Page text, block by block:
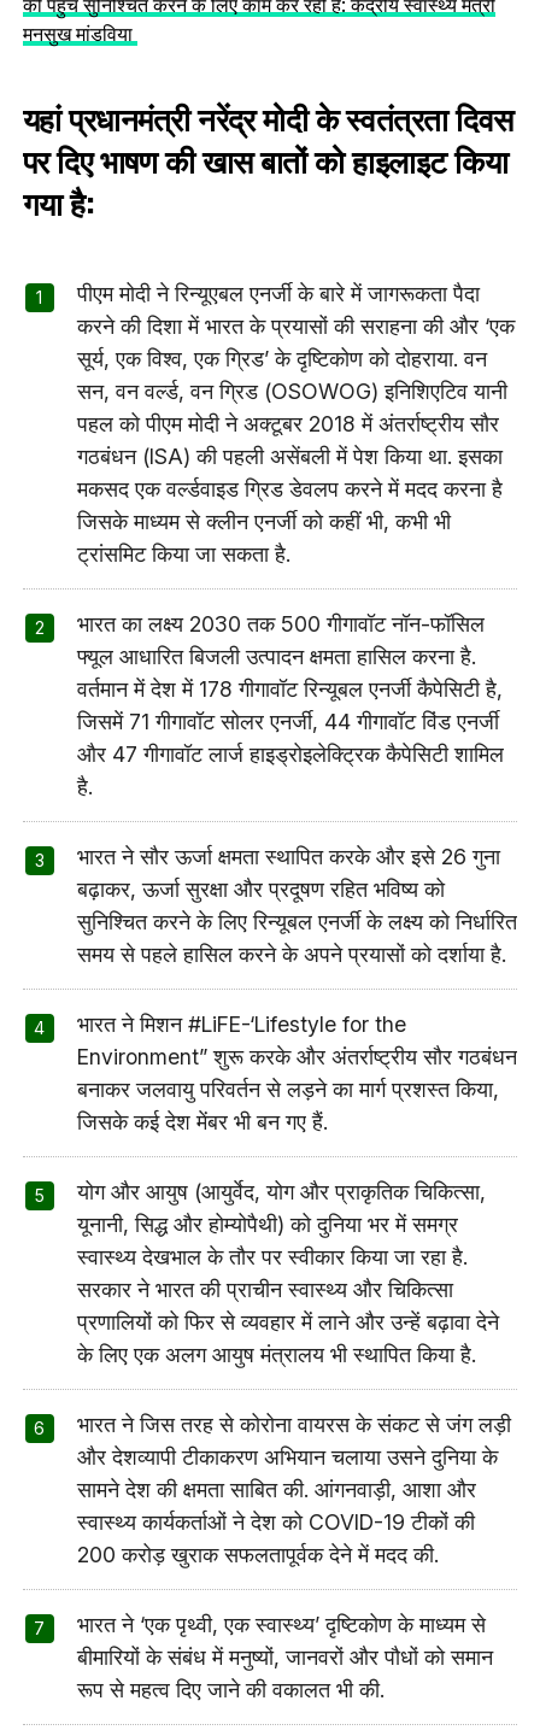
मनसुख मांडविया
यहां प्रधानमंत्री नरेंद्र मोदी के स्वतंत्रता दिवस
पर दिए भाषण की खास बातों को हाइलाइट किया
गया है:
पीएम मोदी ने रिन्यूएबल एनर्जी के बारे में जागरूकता पैदा
करने की दिशा में भारत के प्रयासों की सराहना की और ‘एक
सूर्य, एक विश्व, एक ग्रिड’ के दृष्टिकोण को दोहराया. वन
सन, वन वर्ल्ड, वन ग्रिड (OSOWOG) इनिशिएटिव यानी
पहल को पीएम मोदी ने अक्टूबर 2018 में अंतर्राष्ट्रीय सौर
गठबंधन (ISA) की पहली असेंबली में पेश किया था. इसका
मकसद एक वर्ल्डवाइड ग्रिड डेवलप करने में मदद करना है
जिसके माध्यम से क्लीन एनर्जी को कहीं भी, कभी भी
ट्रांसमिट किया जा सकता है.
भारत का लक्ष्य 2030 तक 500 गीगावॉट नॉन-फॉसिल
फ्यूल आधारित बिजली उत्पादन क्षमता हासिल करना है.
वर्तमान में देश में 178 गीगावॉट रिन्यूबल एनर्जी कैपेसिटी है,
जिसमें 71 गीगावॉट सोलर एनर्जी, 44 गीगावॉट विंड एनर्जी
और 47 गीगावॉट लार्ज हाइड्रोइलेक्ट्रिक कैपेसिटी शामिल
है.
भारत ने सौर ऊर्जा क्षमता स्थापित करके और इसे 26 गुना
बढ़ाकर, ऊर्जा सुरक्षा और प्रदूषण रहित भविष्य को
सुनिश्चित करने के लिए रिन्यूबल एनर्जी के लक्ष्य को निर्धारित
समय से पहले हासिल करने के अपने प्रयासों को दर्शाया है.
भारत ने मिशन #LiFE-‘Lifestyle for the
Environment” शुरू करके और अंतर्राष्ट्रीय सौर गठबंधन
बनाकर जलवायु परिवर्तन से लड़ने का मार्ग प्रशस्त किया,
जिसके कई देश मेंबर भी बन गए हैं.
योग और आयुष (आयुर्वेद, योग और प्राकृतिक चिकित्सा,
यूनानी, सिद्ध और होम्योपैथी) को दुनिया भर में समग्र
स्वास्थ्य देखभाल के तौर पर स्वीकार किया जा रहा है.
सरकार ने भारत की प्राचीन स्वास्थ्य और चिकित्सा
प्रणालियों को फिर से व्यवहार में लाने और उन्हें बढ़ावा देने
के लिए एक अलग आयुष मंत्रालय भी स्थापित किया है.
भारत ने जिस तरह से कोरोना वायरस के संकट से जंग लड़ी
और देशव्यापी टीकाकरण अभियान चलाया उसने दुनिया के
सामने देश की क्षमता साबित की. आंगनवाड़ी, आशा और
स्वास्थ्य कार्यकर्ताओं ने देश को COVID-19 टीकों की
200 करोड़ खुराक सफलतापूर्वक देने में मदद की.
भारत ने ‘एक पृथ्वी, एक स्वास्थ्य’ दृष्टिकोण के माध्यम से
बीमारियों के संबंध में मनुष्यों, जानवरों और पौधों को समान
रूप से महत्व दिए जाने की वकालत भी की.